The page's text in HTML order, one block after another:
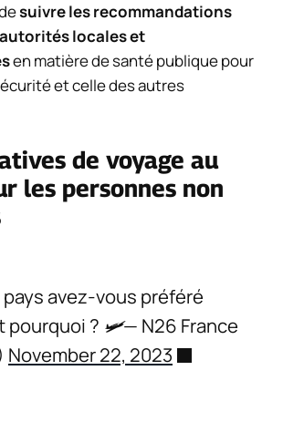
suivre les recommandations
locales et
en matière de santé publique pour
et celle des autres
de voyage au
les personnes non
avez-vous préféré
pourquoi ? 🛩️— N26 France
November 22, 2023